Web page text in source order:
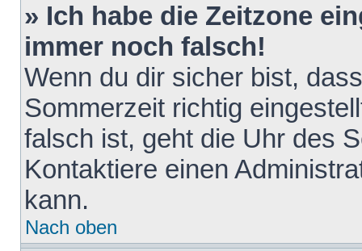
» Ich habe die Zeitzone
immer noch falsch!
Wenn du dir sicher bist,
Sommerzeit richtig
falsch ist, geht die Uhr des
Kontaktiere einen
kann.
Nach oben